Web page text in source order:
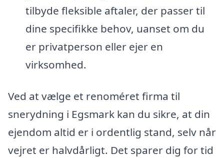
tilbyde fleksible aftaler, der passer til
dine specifikke behov, uanset om du
er privatperson eller ejer en
virksomhed.
Ved at vælge et renoméret firma til
snerydning i Egsmark kan du sikre, at din
ejendom altid er i ordentlig stand, selv når
vejret er halvdårligt. Det sparer dig for tid